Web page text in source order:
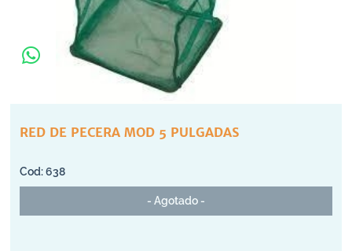
RED DE PECERA MOD 5 PULGADAS
638
- Agotado -